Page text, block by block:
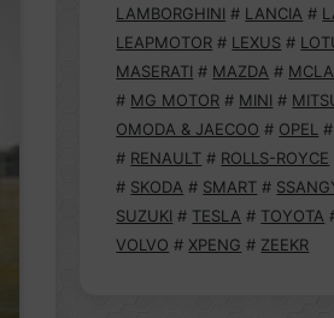
LAMBORGHINI # LANCIA #
LEAPMOTOR # LEXUS #
MASERATI # MAZDA #
# MG MOTOR # MINI #
OMODA & JAECOO # OPEL #
# RENAULT # ROLLS-ROYCE
# SKODA # SMART #
SUZUKI # TESLA # TOYOTA
VOLVO # XPENG # ZEEKR